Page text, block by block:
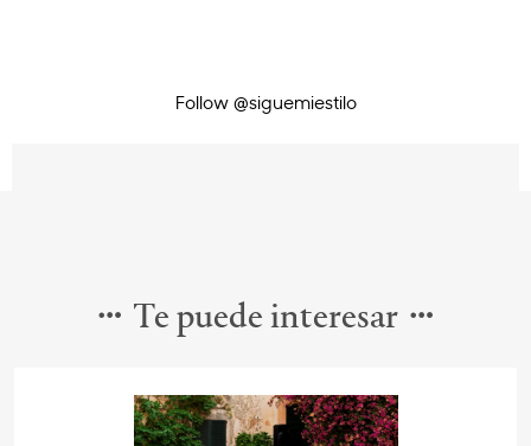
Follow @siguemiestilo
Te puede interesar